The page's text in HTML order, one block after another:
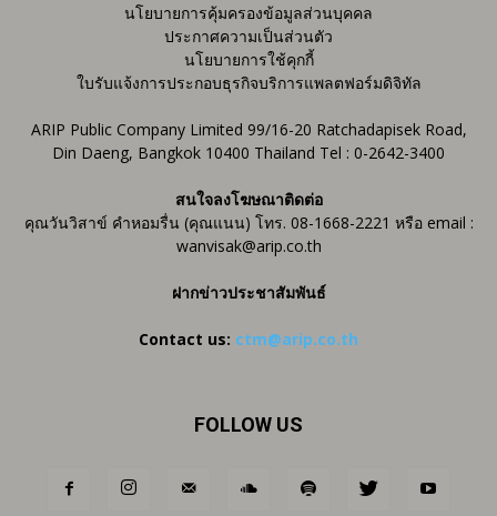
นโยบายการคุ้มครองข้อมูลส่วนบุคคล
ประกาศความเป็นส่วนตัว
นโยบายการใช้คุกกี้
ใบรับแจ้งการประกอบธุรกิจบริการแพลตฟอร์มดิจิทัล
ARIP Public Company Limited 99/16-20 Ratchadapisek Road,
Din Daeng, Bangkok 10400 Thailand Tel : 0-2642-3400
สนใจลงโฆษณาติดต่อ
คุณวันวิสาข์ คำหอมรื่น (คุณแนน) โทร. 08-1668-2221 หรือ email :
wanvisak@arip.co.th
ฝากข่าวประชาสัมพันธ์
Contact us: ctm@arip.co.th
FOLLOW US